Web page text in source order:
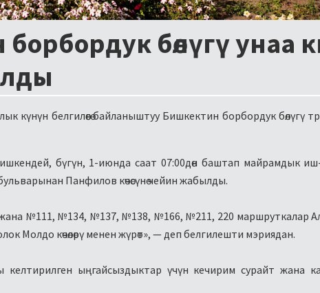
бөлүгү
күнүн белгилөөгө байланыштуу Бишкектин борбордук бөлүгү
бүгүн, 1-июнда саат 07:00дөн баштап майрамдык
Панфилов көчөсүнө чейин жабылды.
№111, №134, №137, №138, №166, №211, 220 маршруткалар
Молдо көчөлөрү менен жүрөт», — деп белгилешти мэриядан.
ыңгайсыздыктар үчүн кечирим сурайт жана